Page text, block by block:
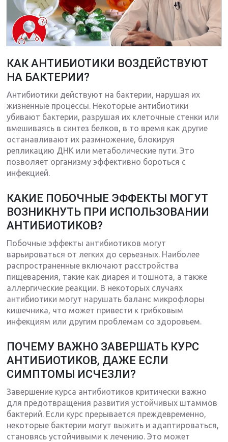
КАК АНТИБИОТИКИ ВОЗДЕЙСТВУЮТ
НА БАКТЕРИИ?
Антибиотики действуют на бактерии, нарушая их
жизненные процессы. Некоторые антибиотики
убивают бактерии, разрушая их клеточные стенки или
вмешиваясь в синтез белков, в то время как другие
останавливают их размножение, блокируя
репликацию ДНК или метаболические пути. Это
позволяет организму эффективно бороться с
инфекцией.
КАКИЕ ПОБОЧНЫЕ ЭФФЕКТЫ МОГУТ
ВОЗНИКНУТЬ ПРИ ИСПОЛЬЗОВАНИИ
АНТИБИОТИКОВ?
Побочные эффекты антибиотиков могут
варьироваться от легких до серьезных. Наиболее
распространенные включают расстройства
пищеварения, такие как диарея и тошнота, а также
аллергические реакции. В некоторых случаях
антибиотики могут нарушать баланс микрофлоры
кишечника, что может привести к грибковым
инфекциям или другим проблемам со здоровьем.
ПОЧЕМУ ВАЖНО ЗАВЕРШАТЬ КУРС
АНТИБИОТИКОВ, ДАЖЕ ЕСЛИ
СИМПТОМЫ ИСЧЕЗЛИ?
Завершение курса антибиотиков критически важно
для предотвращения развития устойчивых штаммов
бактерий. Если курс прерывается преждевременно,
некоторые бактерии могут выжить и адаптироваться,
становясь устойчивыми к лечению. Это может